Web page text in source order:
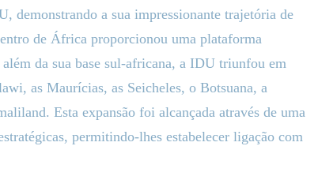
demonstrando a sua impressionante trajetória de
de África proporcionou uma plataforma
da sua base sul-africana, a IDU triunfou em
as Maurícias, as Seicheles, o Botsuana, a
Esta expansão foi alcançada através de uma
permitindo-lhes estabelecer ligação com